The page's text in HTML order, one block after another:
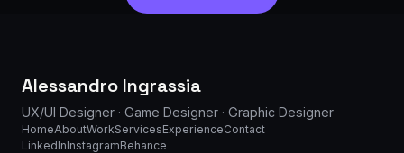
Alessandro Ingrassia
UX/UI Designer · Game Designer · Graphic Designer
HomeAboutWorkServicesExperienceContact
LinkedInInstagramBehance